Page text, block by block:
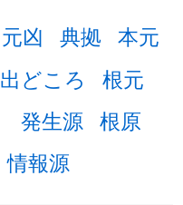
元凶 典拠 本元
出どころ
根元
発生源 根原
情報源